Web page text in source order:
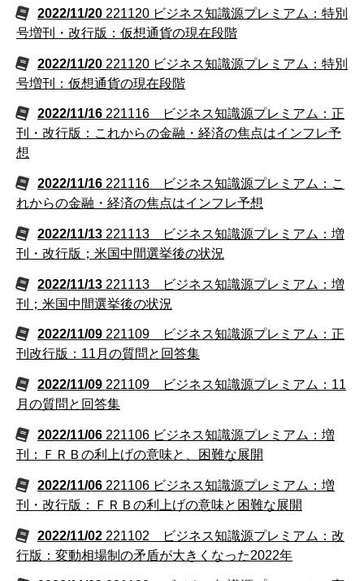
2022/11/20 221120 ビジネス知識源プレミアム：特別
号増刊・改行版：仮想通貨の現在段階
2022/11/20 221120 ビジネス知識源プレミアム：特別
号増刊：仮想通貨の現在段階
2022/11/16 221116 ビジネス知識源プレミアム：正
刊・改行版：これからの金融・経済の焦点はインフレ予
想
2022/11/16 221116 ビジネス知識源プレミアム：こ
れからの金融・経済の焦点はインフレ予想
2022/11/13 221113 ビジネス知識源プレミアム：増
刊・改行版；米国中間選挙後の状況
2022/11/13 221113 ビジネス知識源プレミアム：増
刊；米国中間選挙後の状況
2022/11/09 221109 ビジネス知識源プレミアム：正
刊改行版：11月の質問と回答集
2022/11/09 221109 ビジネス知識源プレミアム：11
月の質問と回答集
2022/11/06 221106 ビジネス知識源プレミアム：増
刊：ＦＲＢの利上げの意味と、困難な展開
2022/11/06 221106 ビジネス知識源プレミアム：増
刊・改行版：ＦＲＢの利上げの意味と困難な展開
2022/11/02 221102 ビジネス知識源プレミアム：改
行版：変動相場制の矛盾が大きくなった2022年